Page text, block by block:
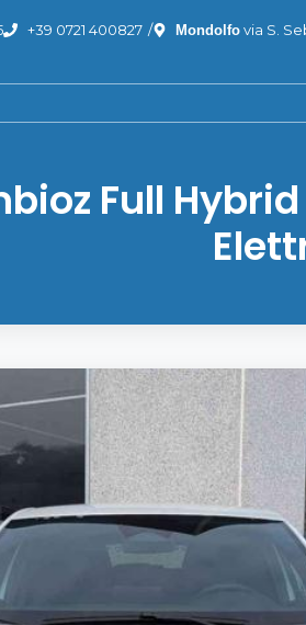
+39 0721 400827 / Mondolfovia S.
Full